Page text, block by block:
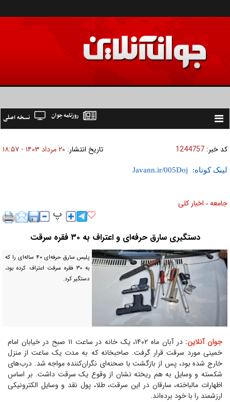
Toggle
نسخه اصلی روزنامه جوان
کد خبر: 1244757 تاریخ انتشار: ۲۰ مرداد ۱۴۰۳ - ۱۸:۵۷
لینک کوتاه:
جامعه » اخبار كلی
دستگیری سارق حرفه‌ای و اعتراف به ۳۰ فقره سرقت
پلیس سارق حرفه‌ای ۴۰ ساله‌ای را که
به ۳۰ فقره سرقت اعتراف کرده بود،
دستگیر کرد.
جوان آنلاین:
در آبان ماه ۱۴۰۲، یک خانه در ساعت ۱۱ صبح در خیابان امام
خمینی مورد سرقت قرار گرفت. صاحبخانه که به مدت یک ساعت از منزل
خارج شده بود، پس از بازگشت با صحنه‌ای نگران‌کننده مواجه شد. درب‌های
شکسته و وسایل به هم ریخته نشان از وقوع یک سرقت داشت. بر اساس
اظهارات مالباخته، سارقان در این سرقت، طلا، پول نقد و وسایل الکترونیکی
ارزشمند را با خود برده‌اند.